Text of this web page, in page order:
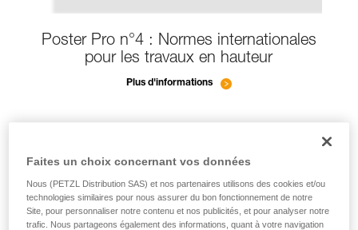
Poster Pro n°4 : Normes internationales
pour les travaux en hauteur
Plus d'informations
Faites un choix concernant vos données
Nous (PETZL Distribution SAS) et nos partenaires utilisons des cookies et/ou
technologies similaires pour nous assurer du bon fonctionnement de notre
Site, pour personnaliser notre contenu et nos publicités, et pour analyser notre
trafic. Nous partageons également des informations, quant à votre navigation